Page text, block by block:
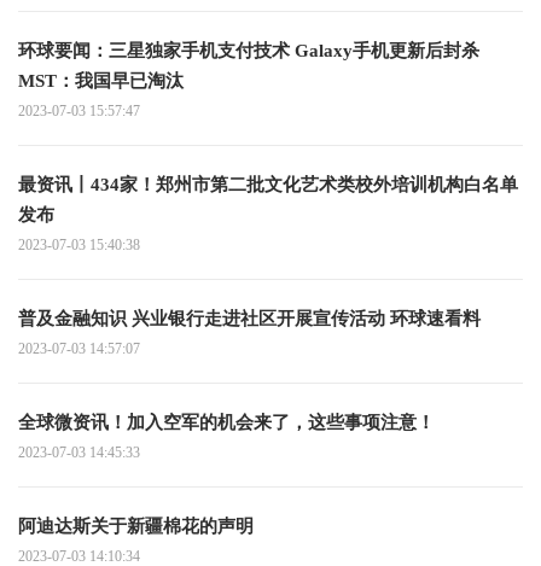
环球要闻：三星独家手机支付技术 Galaxy手机更新后封杀
MST：我国早已淘汰
2023-07-03 15:57:47
最资讯丨434家！郑州市第二批文化艺术类校外培训机构白名单
发布
2023-07-03 15:40:38
普及金融知识 兴业银行走进社区开展宣传活动 环球速看料
2023-07-03 14:57:07
全球微资讯！加入空军的机会来了，这些事项注意！
2023-07-03 14:45:33
阿迪达斯关于新疆棉花的声明
2023-07-03 14:10:34